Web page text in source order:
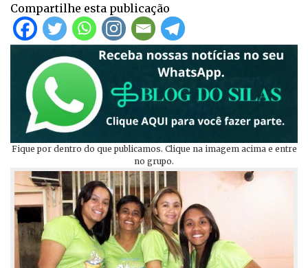
Compartilhe esta publicação
Fique por dentro do que publicamos. Clique na imagem acima e entre
no grupo.